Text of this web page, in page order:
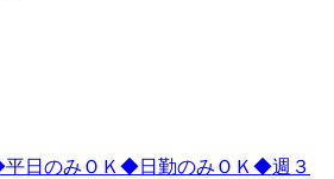
平日のみＯＫ◆日勤のみＯＫ◆週３